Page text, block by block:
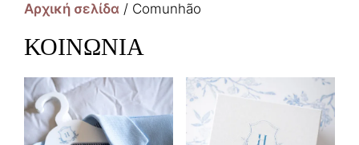
Αρχική σελίδα / Comunhão
ΚΟΙΝΩΝΊΑ